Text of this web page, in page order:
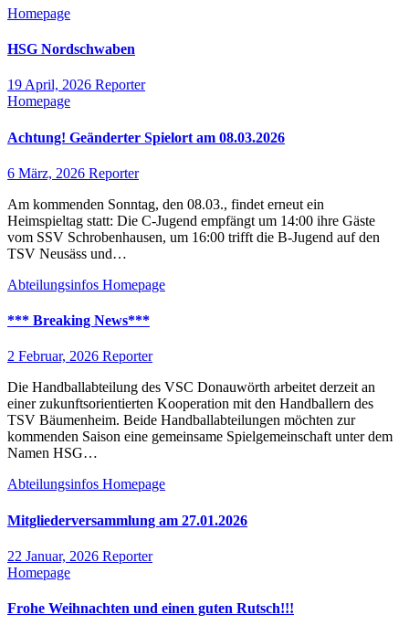
Homepage
HSG Nordschwaben
19 April, 2026 Reporter
Homepage
Achtung! Geänderter Spielort am 08.03.2026
6 März, 2026 Reporter
Am kommenden Sonntag, den 08.03., findet erneut ein
Heimspieltag statt: Die C-Jugend empfängt um 14:00 ihre Gäste
vom SSV Schrobenhausen, um 16:00 trifft die B-Jugend auf den
TSV Neusäss und…
Abteilungsinfos Homepage
*** Breaking News***
2 Februar, 2026 Reporter
Die Handballabteilung des VSC Donauwörth arbeitet derzeit an
einer zukunftsorientierten Kooperation mit den Handballern des
TSV Bäumenheim. Beide Handballabteilungen möchten zur
kommenden Saison eine gemeinsame Spielgemeinschaft unter dem
Namen HSG…
Abteilungsinfos Homepage
Mitgliederversammlung am 27.01.2026
22 Januar, 2026 Reporter
Homepage
Frohe Weihnachten und einen guten Rutsch!!!